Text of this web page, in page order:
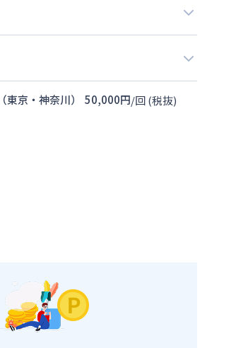
京・神奈川） 50,000円/回(税抜)